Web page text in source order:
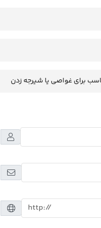
برای غواصی یا شیرجه زدن